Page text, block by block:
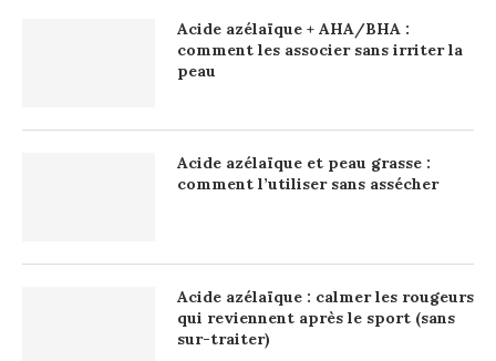
Acide azélaïque + AHA/BHA :
comment les associer sans irriter la
peau
Acide azélaïque et peau grasse :
comment l’utiliser sans assécher
Acide azélaïque : calmer les rougeurs
qui reviennent après le sport (sans
sur-traiter)